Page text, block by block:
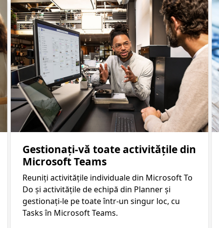
Slide 1 of 5. Gestionați-vă toate activitățile din Microsoft
Diapozitivul anterior carusel1 Diapozitivul următor
Gestionați-vă toate activitățile din
Microsoft Teams
Reuniți activitățile individuale din Microsoft To
Do și activitățile de echipă din Planner și
gestionați-le pe toate într-un singur loc, cu
Tasks în Microsoft Teams.